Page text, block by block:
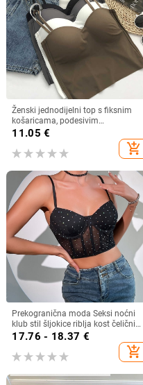
Ženski jednodijelni top s fiksnim
košaricama, podesivim
naramenicama i remenom za rame
11.05 €
add_shopping_cart
Prekogranična moda Seksi noćni
klub stil šljokice riblja kost čelični
prsten okupljanje perspektive pupak
vruća djevojka slim-fit mali prsluk
17.76 - 18.37 €
add_shopping_cart